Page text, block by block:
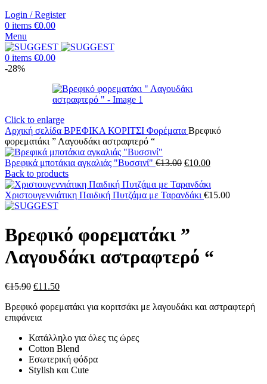
Login / Register
0 items €0.00
Menu
0 items €0.00
-28%
Click to enlarge
Αρχική σελίδα ΒΡΕΦΙΚΑ ΚΟΡΙΤΣΙ Φορέματα Βρεφικό
φορεματάκι ” Λαγουδάκι αστραφτερό “
Βρεφικά μποτάκια αγκαλιάς "Βυσσινί" €13.00 Original
was:
€13.00.
€10.00Η
τιμή
είναι:
Back to products
Χριστουγεννιάτικη Παιδική Πυτζάμα με Ταρανδάκι €15.00
Βρεφικό φορεματάκι ”
Λαγουδάκι αστραφτερό “
€15.90 Original
was:
€15.90.
€11.50Η
τιμή
Βρεφικό φορεματάκι για κοριτσάκι με λαγουδάκι και αστραφτερή
επιφάνεια
Κατάλληλο για όλες τις ώρες
Cotton Blend
Εσωτερική φόδρα
Stylish και Cute